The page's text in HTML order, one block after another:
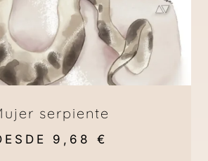
serpiente
9,68 €